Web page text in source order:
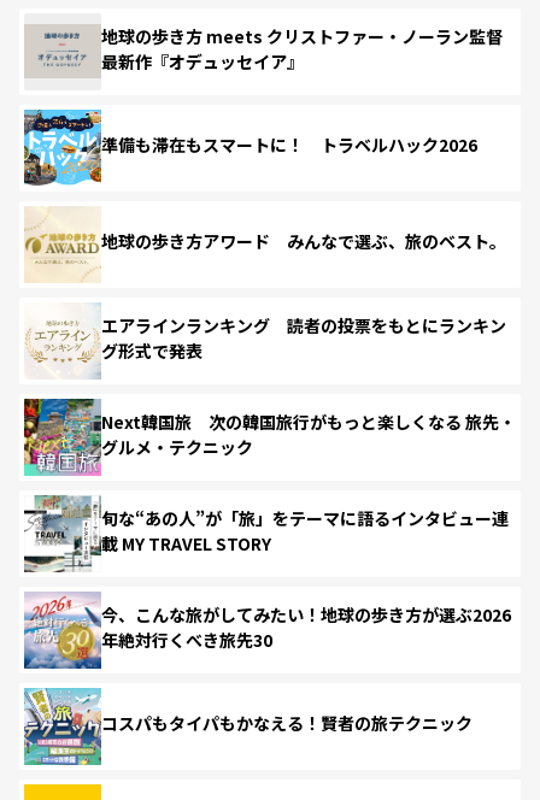
地球の歩き方 meets クリストファー・ノーラン監督
最新作『オデュッセイア』
準備も滞在もスマートに！ トラベルハック2026
地球の歩き方アワード みんなで選ぶ、旅のベスト。
エアラインランキング 読者の投票をもとにランキン
グ形式で発表
Next韓国旅 次の韓国旅行がもっと楽しくなる 旅先・
グルメ・テクニック
旬な“あの人”が「旅」をテーマに語るインタビュー連
載 MY TRAVEL STORY
今、こんな旅がしてみたい！地球の歩き方が選ぶ2026
年絶対行くべき旅先30
コスパもタイパもかなえる！賢者の旅テクニック